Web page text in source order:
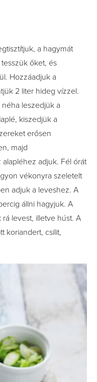
a hagymát
őket, és
Hozzáadjuk a
2 liter hideg vízzel.
leszedjük a
kiszedjük a
erősen
majd
adjuk. Fél órát
vékonyra szeletelt
adjuk a leveshez. A
állni hagyjuk. A
levest, illetve húst. A
koriandert, csilit,